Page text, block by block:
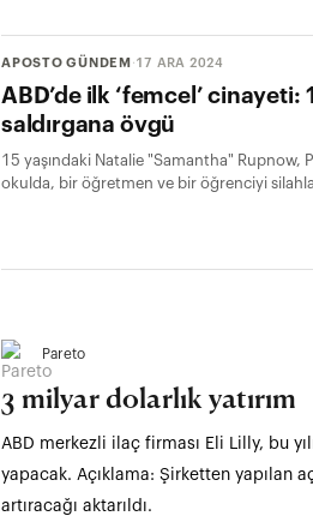
APOSTO GÜNDEM ·17 ARA 2024
ABD’de ilk ‘femcel’
saldırgana övgü
15 yaşındaki Natalie "Samantha" Rupnow,
okulda, bir öğretmen ve bir öğrenciyi
Pareto
3 milyar dolarlık yatırım
ABD merkezli ilaç firması Eli Lilly, bu
yapacak. Açıklama: Şirketten yapılan
artıracağı aktarıldı.